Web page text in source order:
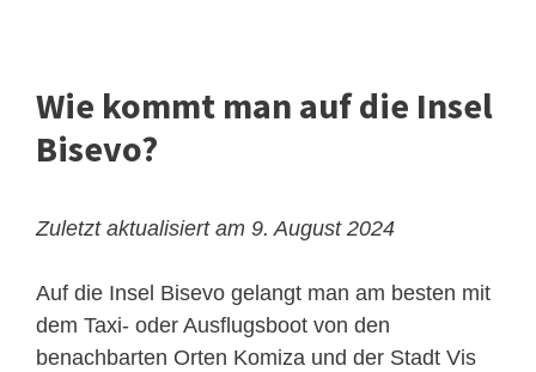
Wie kommt man auf die Insel
Bisevo?
Zuletzt aktualisiert am 9. August 2024
Auf die Insel Bisevo gelangt man am besten mit
dem Taxi- oder Ausflugsboot von den
benachbarten Orten Komiza und der Stadt Vis